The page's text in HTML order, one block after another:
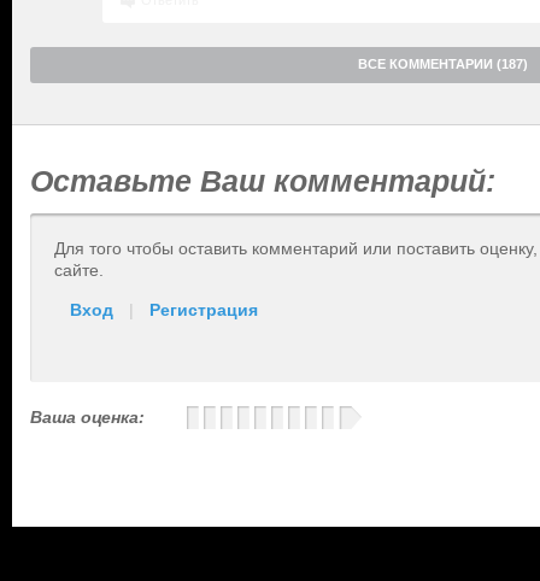
ВСЕ КОММЕНТАРИИ (187)
Оставьте Ваш комментарий:
Для того чтобы оставить комментарий или поставить
сайте.
Вход | Регистрация
Ваша оценка: